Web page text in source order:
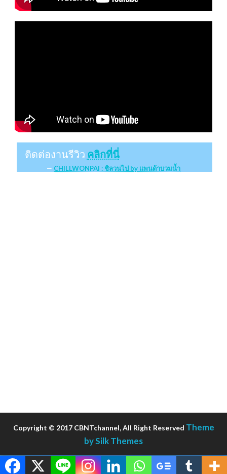
ติดต่องานรีวิว คลิกที่นี่
CHILLWONPAI : ชิลวนไป by แพนด้าบวมน้ำ
Copyright © 2017 CBNTchannel, All Right Reserved Theme
by Silk Themes